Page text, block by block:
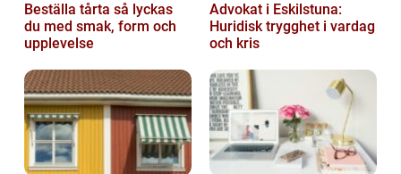
Beställa tårta så lyckas
du med smak, form och
upplevelse
Advokat i Eskilstuna:
Huridisk trygghet i vardag
och kris